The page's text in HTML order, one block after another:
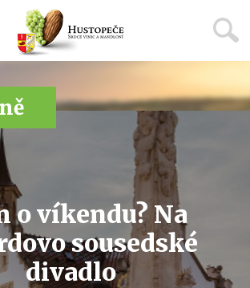
o víkendu? Na
sousedské
divadlo